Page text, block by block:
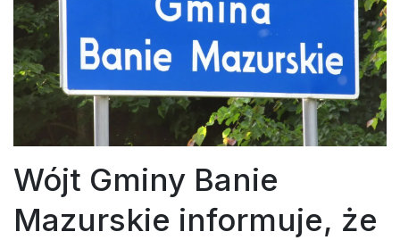
Wójt Gminy Banie
Mazurskie informuje, że